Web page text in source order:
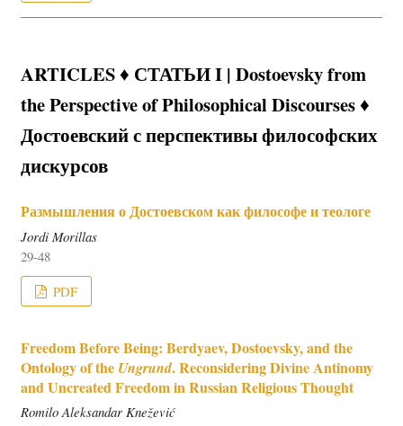
ARTICLES ♦ СТАТЬИ I | Dostoevsky from
the Perspective of Philosophical Discourses ♦
Достоевский с перспективы философских
дискурсов
Размышления о Достоевском как философе и теологе
Jordi Morillas
29-48
PDF
Freedom Before Being: Berdyaev, Dostoevsky, and the
Ontology of the Ungrund. Reconsidering Divine Antinomy
and Uncreated Freedom in Russian Religious Thought
Romilo Aleksandar Knežević